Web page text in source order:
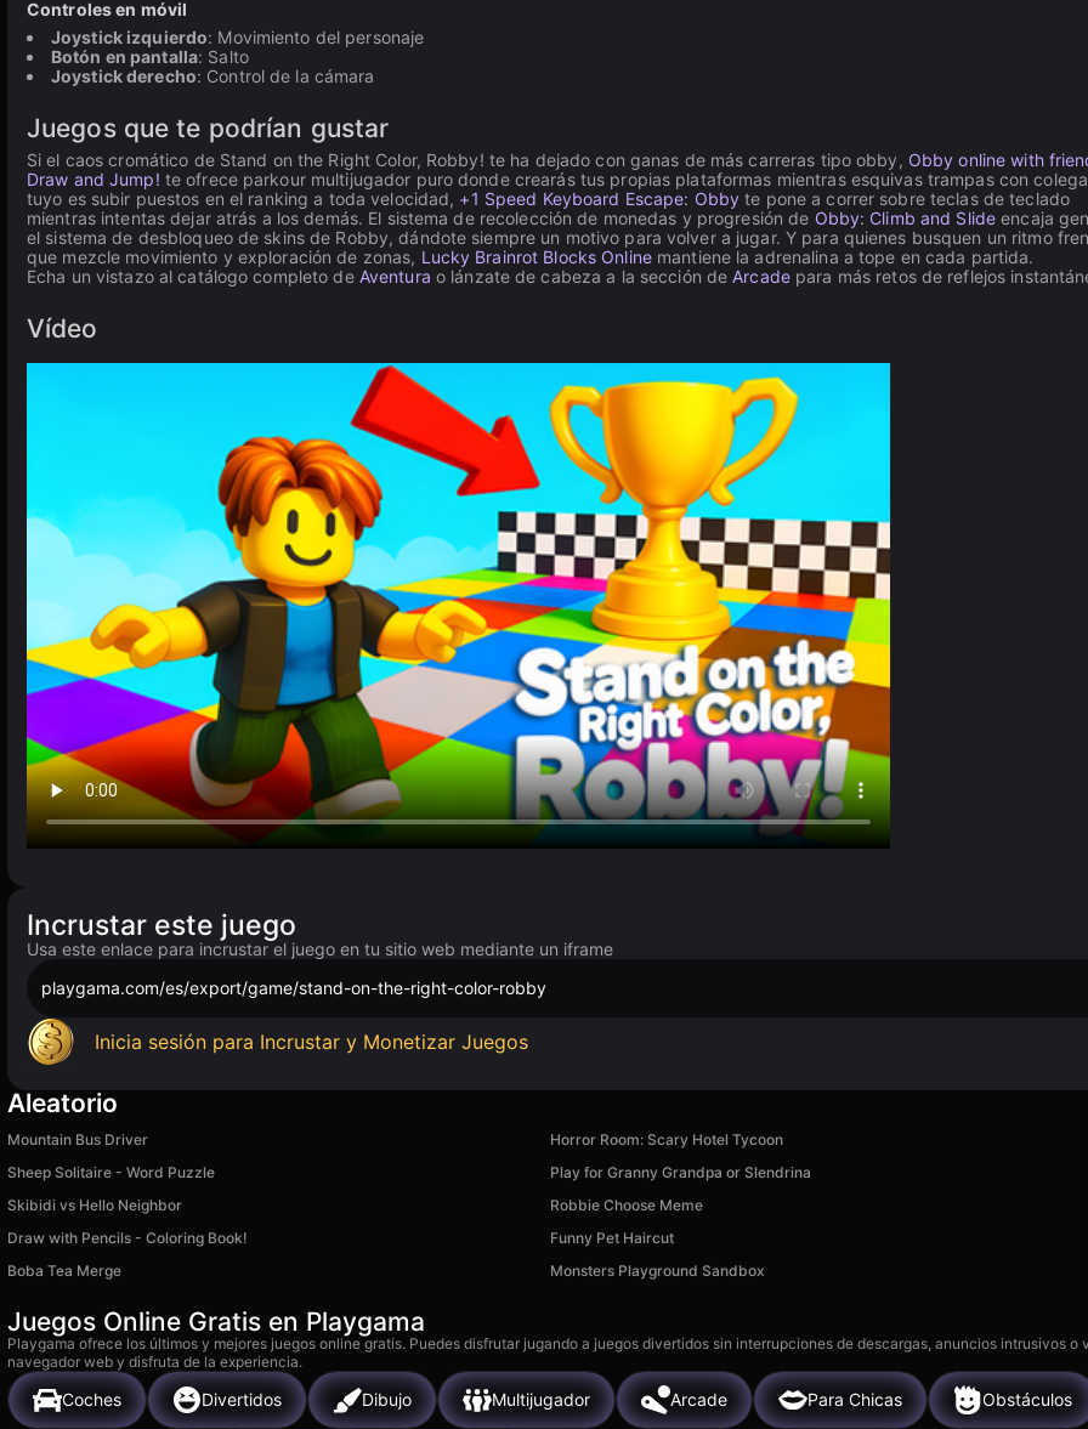
Controles en móvil
Joystick izquierdo: Movimiento del personaje
Botón en pantalla: Salto
Joystick derecho: Control de la cámara
Juegos que te podrían gustar
Si el caos cromático de Stand on the Right Color, Robby! te ha dejado con ganas de más carreras tipo obby, Obby online with
Draw and Jump! te ofrece parkour multijugador puro donde crearás tus propias plataformas mientras esquivas trampas con
tuyo es subir puestos en el ranking a toda velocidad, +1 Speed Keyboard Escape: Obby te pone a correr sobre teclas de teclado
mientras intentas dejar atrás a los demás. El sistema de recolección de monedas y progresión de Obby: Climb and Slide encaja
el sistema de desbloqueo de skins de Robby, dándote siempre un motivo para volver a jugar. Y para quienes busquen un ritmo
que mezcle movimiento y exploración de zonas, Lucky Brainrot Blocks Onlinemantiene la adrenalina a tope en cada partida.
Echa un vistazo al catálogo completo de Aventura o lánzate de cabeza a la sección deArcadepara más retos de reflejos
Vídeo
Incrustar este juego
Usa este enlace para incrustar el juego en tu sitio web mediante un iframe
playgama.com/es/export/game/stand-on-the-right-color-robby
Inicia sesión para Incrustar y Monetizar Juegos
Aleatorio
Mountain Bus Driver
Horror Room: Scary Hotel Tycoon
Sheep Solitaire - Word Puzzle
Play for Granny Grandpa or Slendrina
Skibidi vs Hello Neighbor
Robbie Choose Meme
Draw with Pencils - Coloring Book!
Funny Pet Haircut
Boba Tea Merge
Monsters Playground Sandbox
Juegos Online Gratis en Playgama
Playgama ofrece los últimos y mejores juegos online gratis. Puedes disfrutar jugando a juegos divertidos sin interrupciones de descargas, anuncios intrusivos
navegador web y disfruta de la experiencia.
Coches Divertidos Dibujo Multijugador Arcade Para Chicas Obstáculos